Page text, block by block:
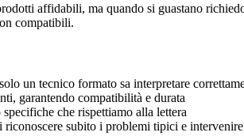
affidabili, ma quando si guastano
compatibili.
un tecnico formato sa interpretare
garantendo compatibilità e durata
che rispettiamo alla lettera
subito i problemi tipici e